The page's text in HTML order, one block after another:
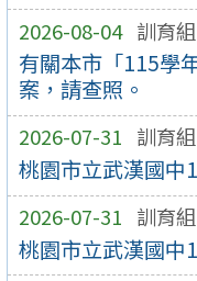
2026-08-04 訓育組
有關本市「115學
案，請查照。
2026-07-31 訓育組
桃園市立武漢國中
2026-07-31 訓育組
桃園市立武漢國中